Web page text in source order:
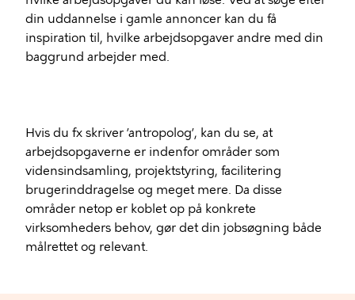
din uddannelse i gamle annoncer kan du få
inspiration til, hvilke arbejdsopgaver andre med din
baggrund arbejder med.
Hvis du fx skriver ’antropolog’, kan du se, at
arbejdsopgaverne er indenfor områder som
vidensindsamling, projektstyring, facilitering
brugerinddragelse og meget mere. Da disse
områder netop er koblet op på konkrete
virksomheders behov, gør det din jobsøgning både
målrettet og relevant.